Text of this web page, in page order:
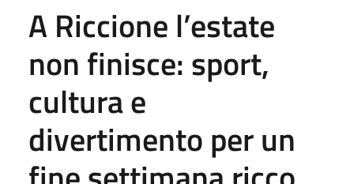
A Riccione l’estate
non finisce: sport,
cultura e
divertimento per un